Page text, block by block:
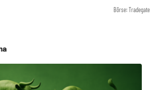
Börse: Tradegate